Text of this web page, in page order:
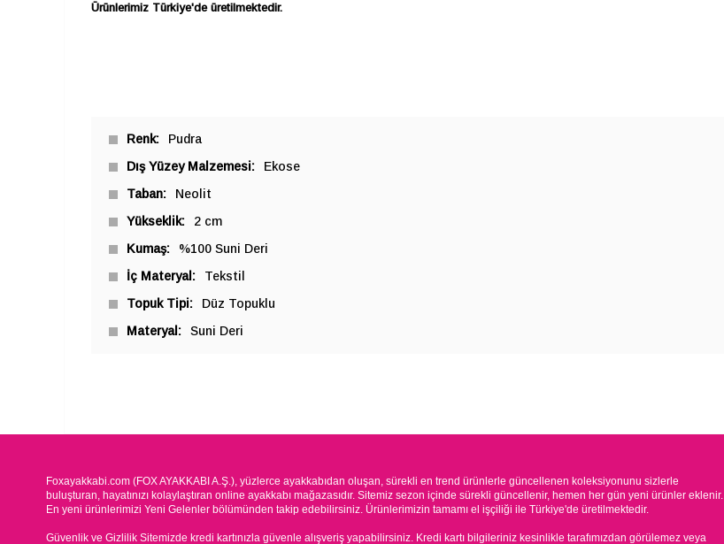
Ürünlerimiz Türkiye'de üretilmektedir.
Renk
Pudra
Dış Yüzey Malzemesi
Ekose
Taban
Neolit
Yükseklik
2 cm
Kumaş
%100 Suni Deri
İç Materyal
Tekstil
Topuk Tipi
Düz Topuklu
Materyal
Suni Deri
Foxayakkabi.com (FOX AYAKKABI A.Ş.), yüzlerce ayakkabıdan oluşan, sürekli en trend ürünlerle güncellenen koleksiyonunu sizlerle
buluşturan, hayatınızı kolaylaştıran online ayakkabı mağazasıdır. Sitemiz sezon içinde sürekli güncellenir, hemen her gün yeni ürünler eklenir.
En yeni ürünlerimizi Yeni Gelenler bölümünden takip edebilirsiniz. Ürünlerimizin tamamı el işçiliği ile Türkiye'de üretilmektedir.
Güvenlik ve Gizlilik Sitemizde kredi kartınızla güvenle alışveriş yapabilirsiniz. Kredi kartı bilgileriniz kesinlikle tarafımızdan görülemez veya